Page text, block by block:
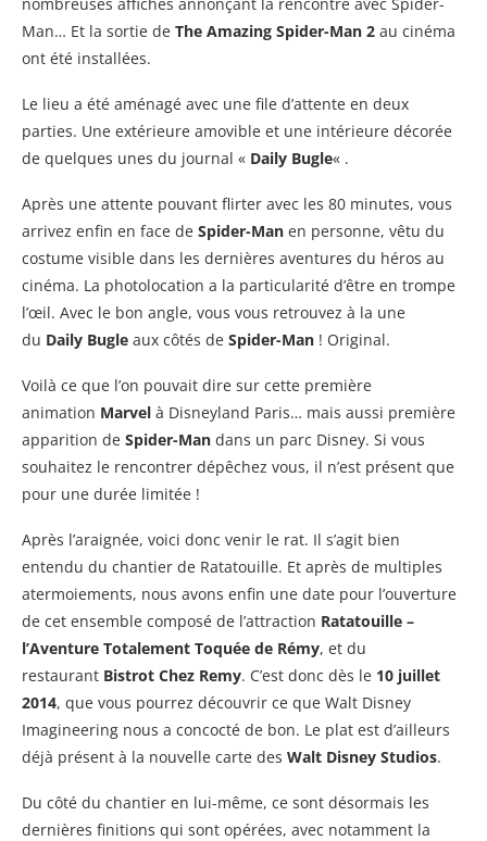
Man… Et la sortie de The Amazing Spider-Man 2 au cinéma
ont été installées.
Le lieu a été aménagé avec une file d’attente en deux
parties. Une extérieure amovible et une intérieure décorée
de quelques unes du journal « Daily Bugle« .
Après une attente pouvant flirter avec les 80 minutes, vous
arrivez enfin en face de Spider-Man en personne, vêtu du
costume visible dans les dernières aventures du héros au
cinéma. La photolocation a la particularité d’être en trompe
l’œil. Avec le bon angle, vous vous retrouvez à la une
du Daily Bugle aux côtés de Spider-Man ! Original.
Voilà ce que l’on pouvait dire sur cette première
animation Marvel à Disneyland Paris… mais aussi première
apparition de Spider-Man dans un parc Disney. Si vous
souhaitez le rencontrer dépêchez vous, il n’est présent que
pour une durée limitée !
Après l’araignée, voici donc venir le rat. Il s’agit bien
entendu du chantier de Ratatouille. Et après de multiples
atermoiements, nous avons enfin une date pour l’ouverture
de cet ensemble composé de l’attraction Ratatouille –
l’Aventure Totalement Toquée de Rémy, et du
restaurant Bistrot Chez Remy. C’est donc dès le 10 juillet
2014, que vous pourrez découvrir ce que Walt Disney
Imagineering nous a concocté de bon. Le plat est d’ailleurs
déjà présent à la nouvelle carte des Walt Disney Studios.
Du côté du chantier en lui-même, ce sont désormais les
dernières finitions qui sont opérées, avec notamment la